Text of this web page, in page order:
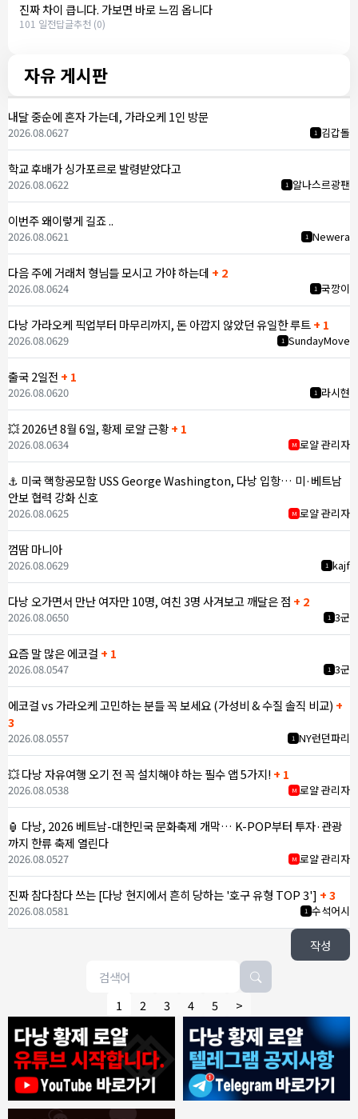
진짜 차이 큽니다. 가보면 바로 느낌 옵니다
101 일전답글추천 (0)
자유 게시판
내달 중순에 혼자 가는데, 가라오케 1인 방문
1 김갑돌
2026.08.0627
학교 후배가 싱가포르로 발령받았다고
1 알나스르광팬
2026.08.0622
이번주 왜이렇게 길죠 ..
1 Newera
2026.08.0621
다음 주에 거래처 형님들 모시고 가야 하는데 + 2
1 국깡이
2026.08.0624
다낭 가라오케 픽업부터 마무리까지, 돈 아깝지 않았던 유일한 루트+ 1
1 SundayMove
2026.08.0629
출국 2일전 + 1
1 라시현
2026.08.0620
💥 2026년 8월 6일, 황제 로얄 근황+ 1
M 로얄 관리자
2026.08.0634
⚓ 미국 핵항공모함 USS George Washington, 다낭 입항… 미·베트남
안보 협력 강화 신호
M 로얄 관리자
2026.08.0625
껌땀 마니아
1 kajf
2026.08.0629
다낭 오가면서 만난 여자만 10명, 여친 3명 사겨보고 깨달은 점 + 2
1 3군
2026.08.0650
요즘 말 많은 에코걸 + 1
1 3군
2026.08.0547
에코걸 vs 가라오케 고민하는 분들 꼭 보세요 (가성비 & 수질 솔직 비교) +
3
1 NY런던파리
2026.08.0557
💥 다낭 자유여행 오기 전 꼭 설치해야 하는 필수 앱 5가지! + 1
M 로얄 관리자
2026.08.0538
🏮 다낭, 2026 베트남-대한민국 문화축제 개막… K-POP부터 투자·관광
까지 한류 축제 열린다
M 로얄 관리자
2026.08.0527
진짜 참다참다 쓰는 [다낭 현지에서 흔히 당하는 '호구 유형 TOP 3'] + 3
1 수석어시
2026.08.0581
작성
1 2 3 4 5 >